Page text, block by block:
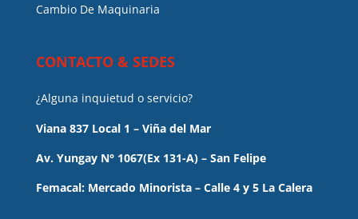
Cambio De Maquinaria
CONTACTO & SEDES
¿Alguna inquietud o servicio?
Viana 837 Local 1 – Viña del Mar
Av. Yungay N° 1067(Ex 131-A) – San Felipe
Femacal: Mercado Minorista – Calle 4 y 5 La Calera